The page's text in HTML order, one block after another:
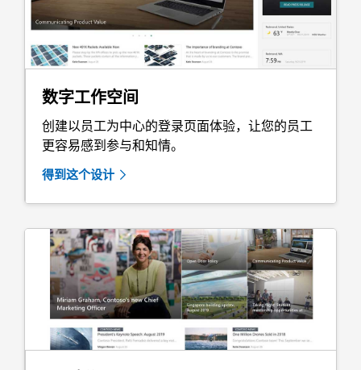
数字工作空间
创建以员工为中心的登录页面体验，让您的员工
更容易感到参与和知情。
得到这个设计